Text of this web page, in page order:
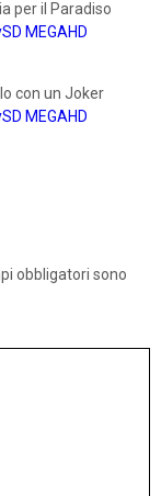
per il Paradiso
MEGAHD
con un Joker
MEGAHD
obbligatori sono